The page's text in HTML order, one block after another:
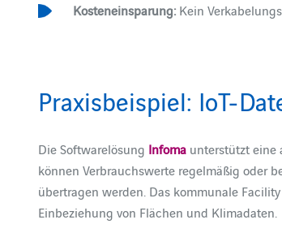
Kosteneinsparung:Kein
Praxisbeispiel: IoT-
Die Softwarelösung Infoma unterstützt eine
können Verbrauchswerte regelmäßig oder
übertragen werden. Das kommunale
Einbeziehung von Flächen und Klimadaten.